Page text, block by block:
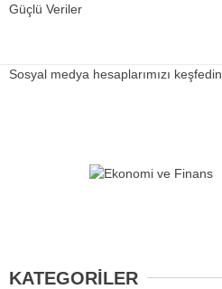
Güçlü Veriler
Sosyal medya hesaplarımızı keşfedin
KATEGORİLER